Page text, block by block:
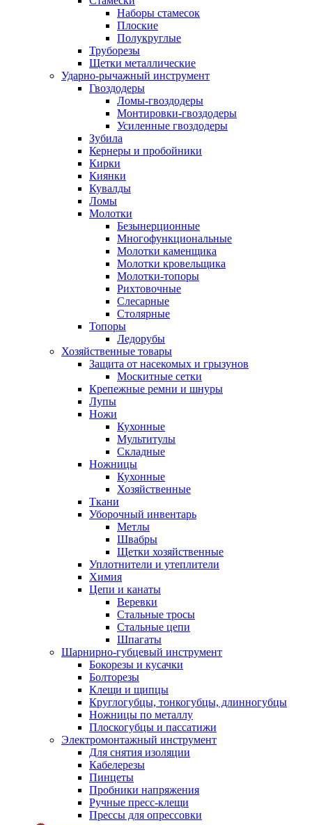
Наборы стамесок
Плоские
Полукруглые
Труборезы
Щетки металлические
Ударно-рычажный инструмент
Гвоздодеры
Ломы-гвоздодеры
Монтировки-гвоздодеры
Усиленные гвоздодеры
Зубила
Кернеры и пробойники
Кирки
Киянки
Кувалды
Ломы
Молотки
Безынерционные
Многофункциональные
Молотки каменщика
Молотки кровельщика
Молотки-топоры
Рихтовочные
Слесарные
Столярные
Топоры
Ледорубы
Хозяйственные товары
Защита от насекомых и грызунов
Москитные сетки
Крепежные ремни и шнуры
Лупы
Ножи
Кухонные
Мультитулы
Складные
Ножницы
Кухонные
Хозяйственные
Ткани
Уборочный инвентарь
Метлы
Швабры
Щетки хозяйственные
Уплотнители и утеплители
Химия
Цепи и канаты
Веревки
Стальные тросы
Стальные цепи
Шпагаты
Шарнирно-губцевый инструмент
Бокорезы и кусачки
Болторезы
Клещи и щипцы
Круглогубцы, тонкогубцы, длинногубцы
Ножницы по металлу
Плоскогубцы и пассатижи
Электромонтажный инструмент
Для снятия изоляции
Кабелерезы
Пинцеты
Пробники напряжения
Ручные пресс-клещи
Прессы для опрессовки